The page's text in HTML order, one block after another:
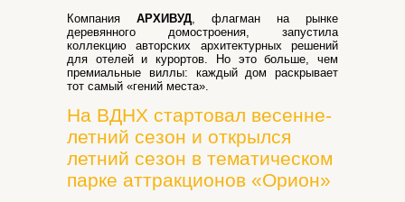
Компания АРХИВУД, флагман на рынке
деревянного домостроения, запустила
коллекцию авторских архитектурных решений
для отелей и курортов. Но это больше, чем
премиальные виллы: каждый дом раскрывает
тот самый «гений места».
На ВДНХ стартовал весенне-
летний сезон и открылся
летний сезон в тематическом
парке аттракционов «Орион»